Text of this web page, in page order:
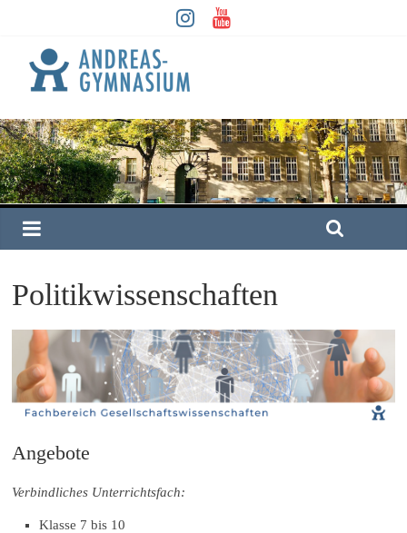
Politikwissenschaften
Angebote
Verbindliches Unterrichtsfach:
Klasse 7 bis 10